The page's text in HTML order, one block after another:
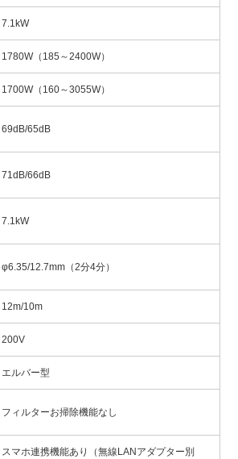
7.1kW
1780W（185～2400W）
1700W（160～3055W）
69dB/65dB
71dB/66dB
7.1kW
φ6.35/12.7mm（2分4分）
12m/10m
200V
エルバー型
フィルターお掃除機能なし
スマホ連携機能あり（無線LANアダプター別